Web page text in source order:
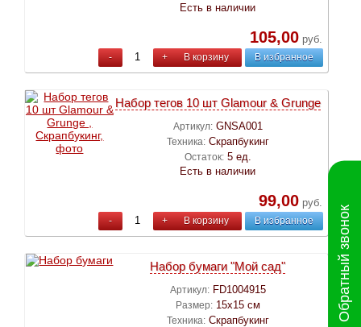
Есть в наличии
105,00руб.
- + В корзину В избранное
Набор тегов 10 шт Glamour & Grunge
Артикул: GNSA001
Техника: Скрапбукинг
Остаток: 5 ед.
Есть в наличии
99,00руб.
- + В корзину В избранное
Набор бумаги "Мой сад"
Артикул: FD1004915
Размер: 15х15 см
Техника: Скрапбукинг Обратный звонок